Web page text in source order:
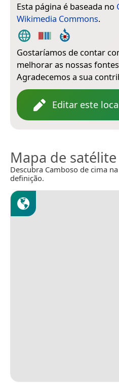
Esta página é baseada no
Wikimedia Commons.
Gostaríamos de contar
melhorar as nossas
Agradecemos a sua
Editar este
Mapa de satélite
Descubra Camboso de cima
definição.